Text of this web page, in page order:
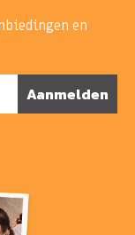
en
Aanmelden